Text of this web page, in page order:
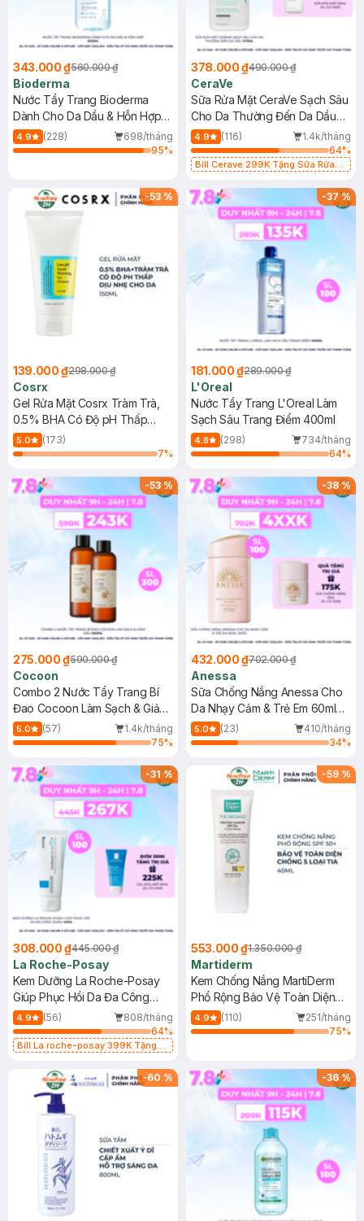
343.000 ₫560.000 ₫
Bioderma
Nước Tẩy Trang Bioderma
Dành Cho Da Dầu & Hỗn Hợp
500ml
4.9 (228)
698/tháng
95%
378.000 ₫490.000 ₫
CeraVe
Sữa Rửa Mặt CeraVe Sạch Sâu
Cho Da Thường Đến Da Dầu
473ml
4.9 (116)
1.4k/tháng
64%
Bill Cerave 299K Tặng Sữa Rửa
-53 %
139.000 ₫298.000 ₫
Cosrx
Gel Rửa Mặt Cosrx Tràm Trà,
0.5% BHA Có Độ pH Thấp
150ml
5.0
(173)
7%
-37%
181.000 ₫289.000 ₫
L'Oreal
Nước Tẩy Trang L'Oreal Làm
Sạch Sâu Trang Điểm 400ml
4.8 (298)
734/tháng
64%
-53%
275.000 ₫590.000 ₫
Cocoon
Combo 2 Nước Tẩy Trang Bí
Đao Cocoon Làm Sạch & Giảm
Dầu 500ml
5.0 (57)
1.4k/tháng
75%
-38%
432.000 ₫702.000 ₫
Anessa
Sữa Chống Nắng Anessa Cho
Da Nhạy Cảm & Trẻ Em 60ml
(Mới)
5.0 (23)
410/tháng
34%
-31%
308.000 ₫445.000 ₫
La Roche-Posay
Kem Dưỡng La Roche-Posay
Giúp Phục Hồi Da Đa Công
Dụng 40ml
4.9 (56)
808/tháng
64%
Bill La roche-posay 399K Tặng
(SL có hạn)
-59 %
553.000 ₫1.350.000 ₫
Martiderm
Kem Chống Nắng MartiDerm
Phổ Rộng Bảo Vệ Toàn Diện
40ml
4.9 (110)
251/tháng
75%
-60 % -36%